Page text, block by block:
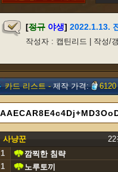
[정규 야생] 2022.1.13.
작성자 : 캡틴리드 | 작성/
카드 리스트 -제작 가격: 6120
사냥꾼
22
1
깜찍한 침략
1
노루토끼